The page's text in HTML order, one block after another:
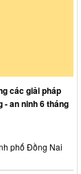
các giải pháp
- an ninh 6 tháng
phố Đồng Nai